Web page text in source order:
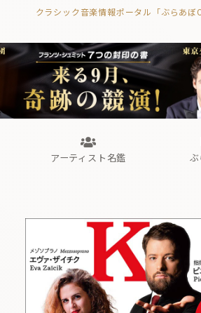
クラシック音楽情報ポータル「ぶらあぼ
ぶらあぼブラス！
フォルテピアノ
アーティスト名鑑
ぶらあぼブラス！
フォルテピアノ・